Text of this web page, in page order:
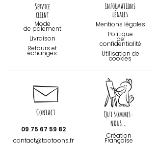
Service
client
Mode
de paiement
Livraison
Retours et
échanges
Informations
légales
Mentions légales
Politique
de
confidentialité
Utilisation de
cookies
Contact
09 75 67 59 82
contact@tootoons.fr
Qui sommes-
nous...
Création
Française